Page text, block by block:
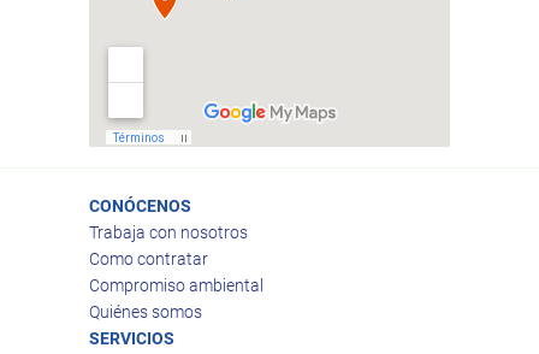
CONÓCENOS
Trabaja con nosotros
Como contratar
Compromiso ambiental
Quiénes somos
SERVICIOS